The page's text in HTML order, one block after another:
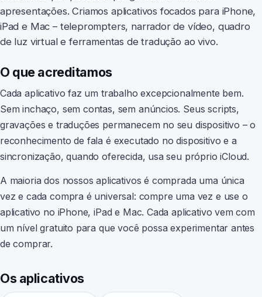
Narrate
Lightboard Pro
Earwig
ChatterFish
PointyPointer
intuner
apresentações. Criamos aplicativos focados para iPhone,
iPad e Mac – teleprompters, narrador de vídeo, quadro
de luz virtual e ferramentas de tradução ao vivo.
O que acreditamos
Cada aplicativo faz um trabalho excepcionalmente bem.
Sem inchaço, sem contas, sem anúncios. Seus scripts,
gravações e traduções permanecem no seu dispositivo – o
reconhecimento de fala é executado no dispositivo e a
sincronização, quando oferecida, usa seu próprio iCloud.
A maioria dos nossos aplicativos é comprada uma única
vez e cada compra é universal: compre uma vez e use o
aplicativo no iPhone, iPad e Mac. Cada aplicativo vem com
um nível gratuito para que você possa experimentar antes
de comprar.
Os aplicativos